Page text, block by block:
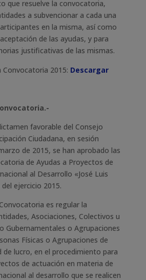
que resuelve la convocatoria,
a subvencionar a cada una
en la misma, así como
de las ayudas, y para
justificativas de las mismas.
Convocatoria 2015: Descargar
favorable del Consejo
Ciudadana, en sesión
de 2015, se han aprobado las
de Ayudas a Proyectos de
al Desarrollo «José Luis
ejercicio 2015.
es regular la
Asociaciones, Colectivos u
Gubernamentales o Agrupaciones
Físicas o Agrupaciones de
de lucro, en el procedimiento para
de actuación en materia de
al desarrollo que se realicen